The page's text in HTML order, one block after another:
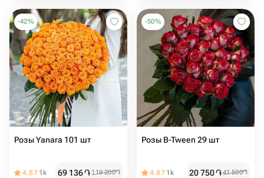
-42%
Розы Yanara 101 шт
4.87 1k 69 136֏ 119 200֏
-50%
Розы B-Tween 29 шт
4.87 1k 20 750֏41 500֏